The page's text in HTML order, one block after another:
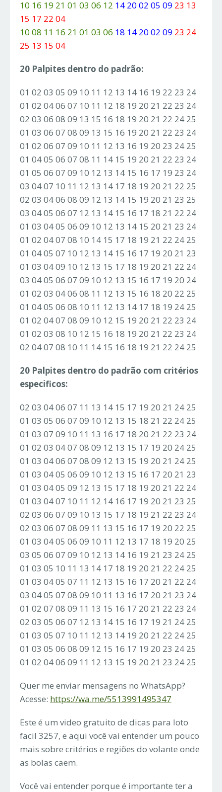
10 16 19 21 01 03 06 12 14 20 02 05 09 23 13
15 17 22 04
10 08 11 16 21 01 03 06 18 14 20 02 09 23 24
25 13 15 04
20 Palpites dentro do padrão:
01 02 03 05 09 10 11 12 13 14 16 19 22 23 24
01 02 04 06 07 10 11 12 18 19 20 21 22 23 24
02 03 06 08 09 13 15 16 18 19 20 21 22 24 25
01 03 06 07 08 09 13 15 16 19 20 21 22 23 24
01 02 06 07 09 10 11 12 13 16 19 20 23 24 25
01 04 05 06 07 08 11 14 15 19 20 21 22 23 24
01 05 06 07 09 10 12 13 14 15 16 17 19 23 24
03 04 07 10 11 12 13 14 17 18 19 20 21 22 25
02 03 04 06 08 09 12 13 14 15 19 20 21 23 25
03 04 05 06 07 12 13 14 15 16 17 18 21 22 24
01 03 04 05 06 09 10 12 13 14 15 20 21 23 24
01 02 04 07 08 10 14 15 17 18 19 21 22 24 25
01 04 05 07 10 12 13 14 15 16 17 19 20 21 23
01 03 04 09 10 12 13 15 17 18 19 20 21 22 24
03 04 05 06 07 09 10 12 13 15 16 17 19 20 24
01 02 03 04 06 08 11 12 13 15 16 18 20 22 25
01 04 05 06 08 10 11 12 13 14 17 18 19 24 25
01 02 04 07 08 09 10 12 15 19 20 21 22 23 24
01 02 03 08 10 12 15 16 18 19 20 21 22 23 24
02 04 07 08 10 11 14 15 16 18 19 21 22 24 25
20 Palpites dentro do padrão com critérios
especificos:
02 03 04 06 07 11 13 14 15 17 19 20 21 24 25
01 03 05 06 07 09 10 12 13 15 18 21 22 24 25
01 03 07 09 10 11 13 16 17 18 20 21 22 23 24
01 02 03 04 07 08 09 12 13 15 17 19 20 24 25
01 03 04 06 07 08 09 12 13 15 19 20 21 24 25
01 03 04 05 06 09 10 12 13 15 16 17 20 21 23
01 03 04 05 09 12 13 15 17 18 19 20 21 22 24
01 03 04 07 10 11 12 14 16 17 19 20 21 23 25
02 03 06 07 09 10 13 15 17 18 19 21 22 23 24
02 03 06 07 08 09 11 13 15 16 17 19 20 22 25
01 03 04 05 06 09 10 11 12 13 17 18 19 20 25
03 05 06 07 09 10 12 13 14 16 19 21 23 24 25
01 03 05 10 11 13 14 17 18 19 20 21 22 24 25
01 03 04 05 07 11 12 13 15 16 17 20 21 22 24
03 04 05 07 08 09 10 11 13 16 17 20 21 23 24
01 02 07 08 09 11 13 15 16 17 20 21 22 23 24
02 03 05 06 07 12 13 14 15 16 17 19 21 24 25
01 03 05 07 10 11 12 13 14 19 20 21 22 24 25
01 03 05 06 08 09 12 15 16 17 19 20 23 24 25
01 02 04 06 09 11 12 13 15 19 20 21 23 24 25
Quer me enviar mensagens no WhatsApp?
Acesse: https://wa.me/5513991495347
Este é um video gratuito de dicas para loto
facil 3257, e aqui você vai entender um pouco
mais sobre critérios e regiões do volante onde
as bolas caem.
Você vai entender porque é importante ter a